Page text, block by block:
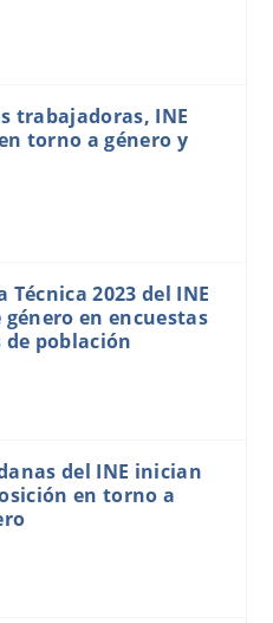
trabajadoras, INE
torno a género y
2023 del INE
en encuestas
de población
del INE inician
en torno a